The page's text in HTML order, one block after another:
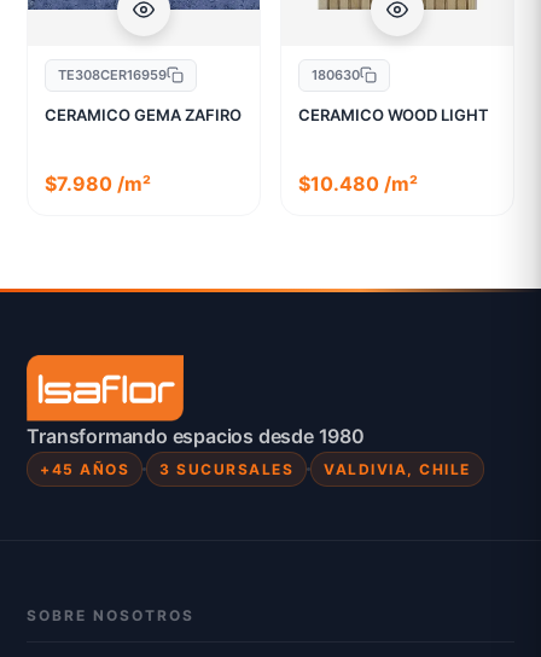
TE308CER16959
CERAMICO GEMA ZAFIRO
$7.980 /m²
180630
CERAMICO WOOD LIGHT
$10.480 /m²
Transformando espacios desde 1980
+45 AÑOS 3 SUCURSALES VALDIVIA, CHILE
SOBRE NOSOTROS